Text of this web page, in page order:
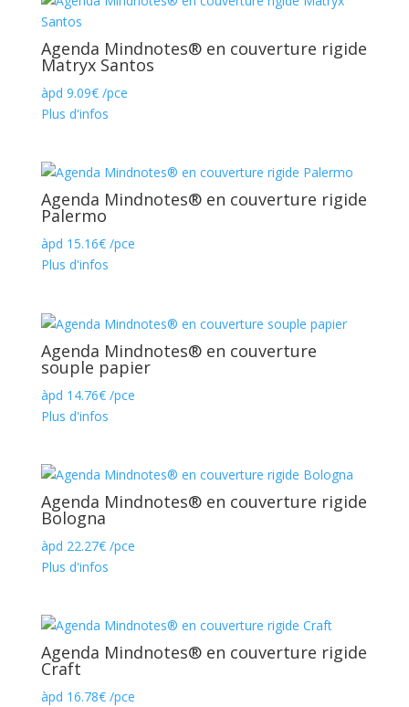
Agenda Mindnotes® en couverture rigide
Matryx Santos
àpd 9.09€/pce
Plus d'infos
Agenda Mindnotes® en couverture rigide
Palermo
àpd 15.16€/pce
Plus d'infos
Agenda Mindnotes® en couverture
souple papier
àpd 14.76€/pce
Plus d'infos
Agenda Mindnotes® en couverture rigide
Bologna
àpd 22.27€/pce
Plus d'infos
Agenda Mindnotes® en couverture rigide
Craft
àpd 16.78€/pce